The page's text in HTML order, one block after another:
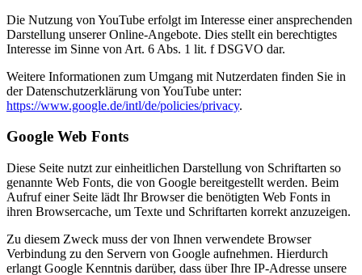
Die Nutzung von YouTube erfolgt im Interesse einer ansprechenden
Darstellung unserer Online-Angebote. Dies stellt ein berechtigtes
Interesse im Sinne von Art. 6 Abs. 1 lit. f DSGVO dar.
Weitere Informationen zum Umgang mit Nutzerdaten finden Sie in
der Datenschutzerklärung von YouTube unter:
https://www.google.de/intl/de/policies/privacy.
Google Web Fonts
Diese Seite nutzt zur einheitlichen Darstellung von Schriftarten so
genannte Web Fonts, die von Google bereitgestellt werden. Beim
Aufruf einer Seite lädt Ihr Browser die benötigten Web Fonts in
ihren Browsercache, um Texte und Schriftarten korrekt anzuzeigen.
Zu diesem Zweck muss der von Ihnen verwendete Browser
Verbindung zu den Servern von Google aufnehmen. Hierdurch
erlangt Google Kenntnis darüber, dass über Ihre IP-Adresse unsere